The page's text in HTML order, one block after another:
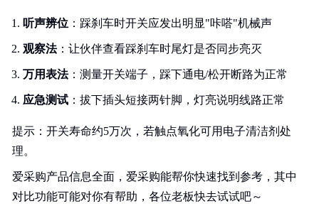
听声辨位 ：踩刹车时开关应发出明显"咔嗒"机械声
观察法：让伙伴查看踩刹车时尾灯是否同步亮灭
万用表法：测量开关端子，踩下通电/松开断路为正常
应急测试 ：拔下插头短接两针脚，灯亮说明线路正常
提示：开关寿命约5万次，若触点氧化可用电子清洁剂处
理。
爱采购产品信息全面，爱采购能帮你快速找到参考，其中
对比功能可能对你有帮助，各位老板快去试试吧～